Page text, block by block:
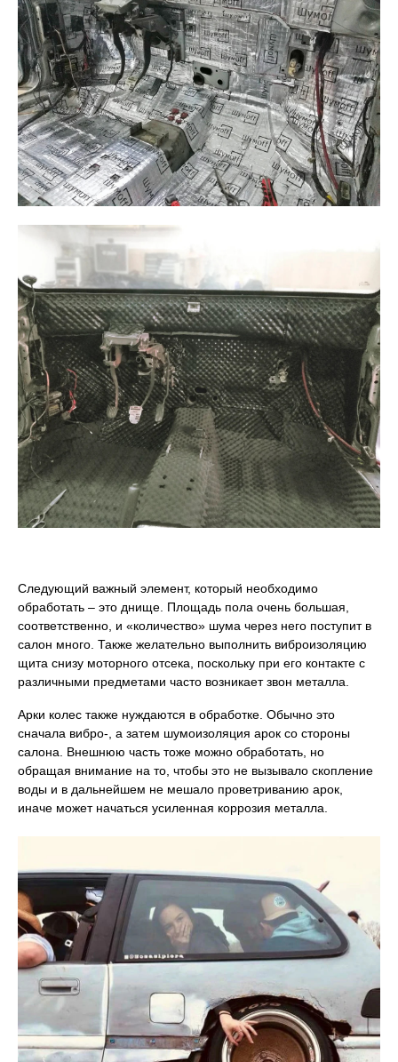
Следующий важный элемент, который необходимо
обработать – это днище. Площадь пола очень большая,
соответственно, и «количество» шума через него поступит в
салон много. Также желательно выполнить виброизоляцию
щита снизу моторного отсека, поскольку при его контакте с
различными предметами часто возникает звон металла.
Арки колес также нуждаются в обработке. Обычно это
сначала вибро-, а затем шумоизоляция арок со стороны
салона. Внешнюю часть тоже можно обработать, но
обращая внимание на то, чтобы это не вызывало скопление
воды и в дальнейшем не мешало проветриванию арок,
иначе может начаться усиленная коррозия металла.